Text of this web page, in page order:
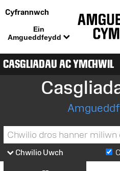
Cyfrannwch
Ein
Amgueddfeydd
CASGLIADAU AC YMCHWIL
Chwilio Uwch